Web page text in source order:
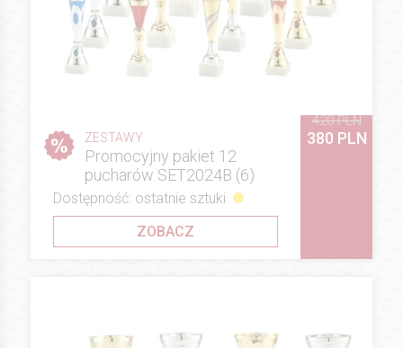
ZESTAWY
Promocyjny pakiet 12
pucharów SET2024B (6)
420 PLN
380 PLN
Dostępność: ostatnie sztuki
ZOBACZ